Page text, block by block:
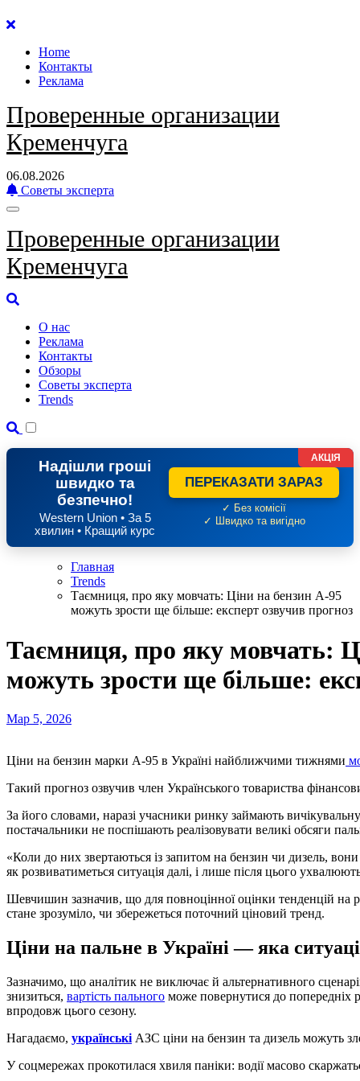
Перейти
содержанию
Home
Контакты
Реклама
Проверенные организации
Кременчуга
06.08.2026
Советы эксперта
Проверенные организации
Кременчуга
О нас
Реклама
Контакты
Обзоры
Советы эксперта
Trends
Надішли гроші
швидко та
безпечно!
Western Union • За 5
хвилин • Кращий курс
ПЕРЕКАЗАТИ ЗАРАЗ
✓ Без комісії
✓ Швидко та вигідно
АКЦІЯ
Главная
Trends
Таємниця, про яку мовчать: Ціни на бензин А-95
можуть зрости ще більше: експерт озвучив прогноз
Таємниця, про яку мовчать:
можуть зрости ще більше:
Мар 5, 2026
Ціни на бензин марки А-95 в Україні найближчими тижнями
Такий прогноз озвучив член Українського товариства
За його словами, наразі учасники ринку займають
постачальники не поспішають реалізовувати великі обсяги
«Коли до них звертаються із запитом на бензин чи дизель,
як розвиватиметься ситуація далі, і лише після цього
Шевчишин зазначив, що для повноцінної оцінки тенденцій
стане зрозуміло, чи збережеться поточний ціновий тренд.
Ціни на пальне в Україні — яка
Зазначимо, що аналітик не виключає й альтернативного
знизиться, вартість пального може повернутися до попередніх
впродовж цього сезону.
Нагадаємо, українські АЗС ціни на бензин та дизель можуть
У соцмережах прокотилася хвиля паніки: водії масово